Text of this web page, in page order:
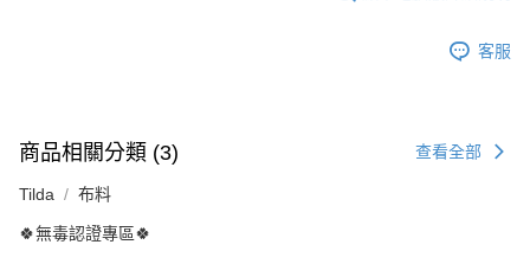
客服
商品相關分類 (3) 查看全部
Tilda 布料
🍀無毒認證專區🍀